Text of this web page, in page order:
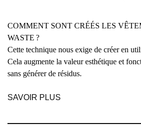
COMMENT SONT CRÉÉS LES
WASTE ?
Cette technique nous exige de créer en
Cela augmente la valeur esthétique et
sans générer de résidus.
SAVOIR PLUS